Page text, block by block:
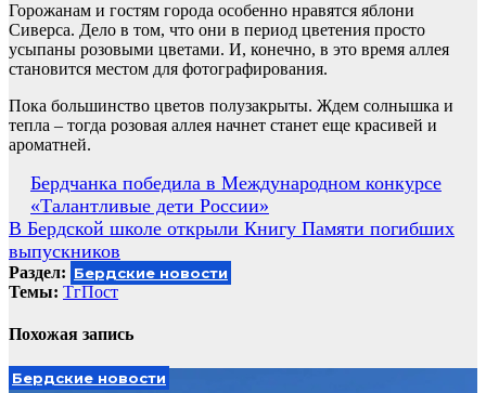
Горожанам и гостям города особенно нравятся яблони
Сиверса. Дело в том, что они в период цветения просто
усыпаны розовыми цветами. И, конечно, в это время аллея
становится местом для фотографирования.
Пока большинство цветов полузакрыты. Ждем солнышка и
тепла – тогда розовая аллея начнет станет еще красивей и
ароматней.
Навигация
по
записям
Бердчанка победила в Международном конкурсе
«Талантливые дети России»
В Бердской школе открыли Книгу Памяти погибших
выпускников
Раздел: Бердские новости
Темы: ТгПост
Похожая запись
Бердские новости